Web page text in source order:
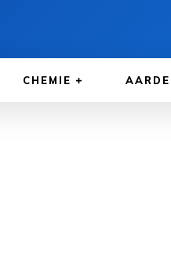
CHEMIE AARDE